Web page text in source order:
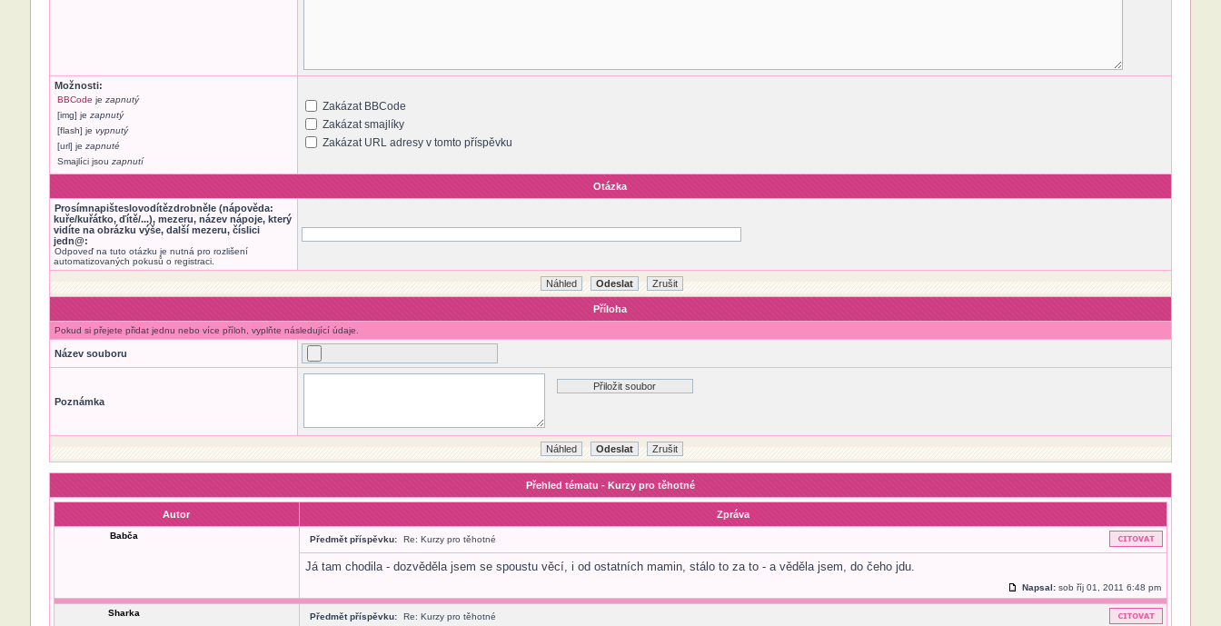
Možnosti:
BBCode je zapnutý
[img] je zapnutý
[flash] je vypnutý
[url] je zapnuté
Smajlíci jsou zapnutí
Zakázat BBCode
Zakázat smajlíky
Zakázat URL adresy v tomto příspěvku
Otázka
Prosímnapišteslovodítězdrobněle (nápověda:
kuře/kuřátko, ďítě/...), mezeru, název nápoje, který
vidíte na obrázku výše, další mezeru, číslici
jedn@:
Odpoveď na tuto otázku je nutná pro rozlišení
automatizovaných pokusů o registraci.
Příloha
Pokud si přejete přidat jednu nebo více příloh, vyplňte následující údaje.
Název souboru
Poznámka
Přehled tématu - Kurzy pro těhotné
Autor Zpráva
Babča Předmět příspěvku: Re: Kurzy pro těhotné
Já tam chodila - dozvěděla jsem se spoustu věcí, i od ostatních mamin, stálo to za to - a věděla jsem, do čeho jdu.
Napsal:sob říj 01, 2011 6:48 pm
Sharka Předmět příspěvku: Re: Kurzy pro těhotné